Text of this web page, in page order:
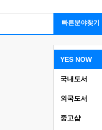
빠른분야찾기
YES NOW
국내도서
외국도서
중고샵